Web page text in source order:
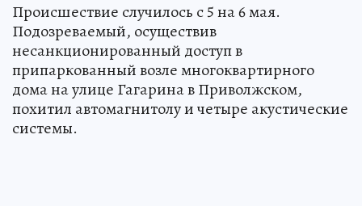
Происшествие случилось с 5 на 6 мая.
Подозреваемый, осуществив
несанкционированный доступ в
припаркованный возле многоквартирного
дома на улице Гагарина в Приволжском,
похитил автомагнитолу и четыре акустические
системы.